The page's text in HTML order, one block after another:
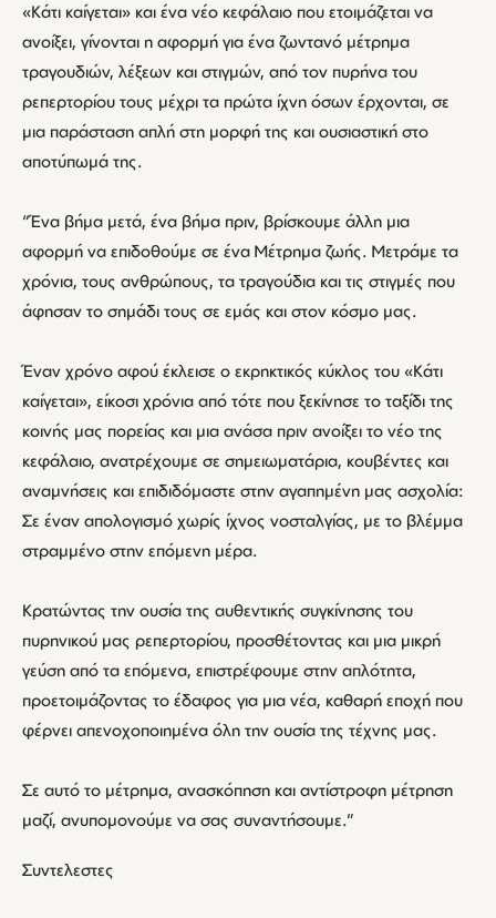
«Κάτι καίγεται» και ένα νέο κεφάλαιο που ετοιμάζεται να
ανοίξει, γίνονται η αφορμή για ένα ζωντανό μέτρημα
τραγουδιών, λέξεων και στιγμών, από τον πυρήνα του
ρεπερτορίου τους μέχρι τα πρώτα ίχνη όσων έρχονται, σε
μια παράσταση απλή στη μορφή της και ουσιαστική στο
αποτύπωμά της.
“Ένα βήμα μετά, ένα βήμα πριν, βρίσκουμε άλλη μια
αφορμή να επιδοθούμε σε ένα Μέτρημα ζωής. Μετράμε τα
χρόνια, τους ανθρώπους, τα τραγούδια και τις στιγμές που
άφησαν το σημάδι τους σε εμάς και στον κόσμο μας.
Έναν χρόνο αφού έκλεισε ο εκρηκτικός κύκλος του «Κάτι
καίγεται», είκοσι χρόνια από τότε που ξεκίνησε το ταξίδι της
κοινής μας πορείας και μια ανάσα πριν ανοίξει το νέο της
κεφάλαιο, ανατρέχουμε σε σημειωματάρια, κουβέντες και
αναμνήσεις και επιδιδόμαστε στην αγαπημένη μας ασχολία:
Σε έναν απολογισμό χωρίς ίχνος νοσταλγίας, με το βλέμμα
στραμμένο στην επόμενη μέρα.
Κρατώντας την ουσία της αυθεντικής συγκίνησης του
πυρηνικού μας ρεπερτορίου, προσθέτοντας και μια μικρή
γεύση από τα επόμενα, επιστρέφουμε στην απλότητα,
προετοιμάζοντας το έδαφος για μια νέα, καθαρή εποχή που
φέρνει απενοχοποιημένα όλη την ουσία της τέχνης μας.
Σε αυτό το μέτρημα, ανασκόπηση και αντίστροφη μέτρηση
μαζί, ανυπομονούμε να σας συναντήσουμε.”
Συντελεστες